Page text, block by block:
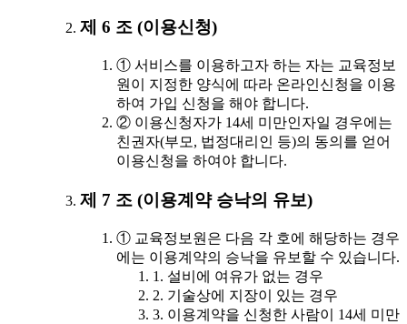
제 6 조 (이용신청)
① 서비스를 이용하고자 하는 자는 교육정보
원이 지정한 양식에 따라 온라인신청을 이용
하여 가입 신청을 해야 합니다.
② 이용신청자가 14세 미만인자일 경우에는
친권자(부모, 법정대리인 등)의 동의를 얻어
이용신청을 하여야 합니다.
제 7 조 (이용계약 승낙의 유보)
① 교육정보원은 다음 각 호에 해당하는 경우
에는 이용계약의 승낙을 유보할 수 있습니다.
1. 설비에 여유가 없는 경우
2. 기술상에 지장이 있는 경우
3. 이용계약을 신청한 사람이 14세 미만